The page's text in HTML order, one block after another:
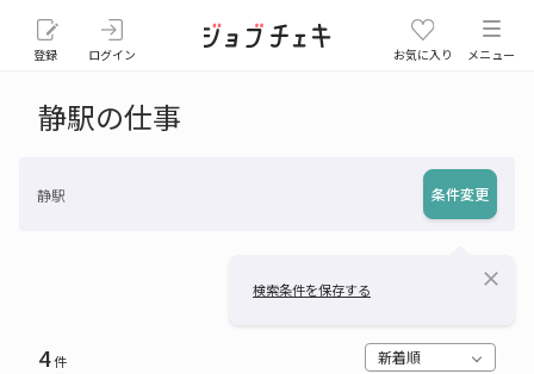
登録 ログイン お気に入り メニュー
静駅の仕事
静駅 条件変更
検索条件を保存する close
4件 新着順